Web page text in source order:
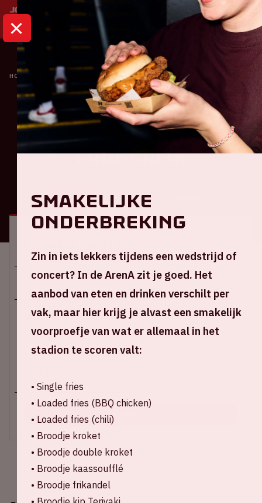
HOME KALENDER NEDERLAND - FRANKRIJK
Oranje
Nederland -
Frankrijk
ALGEMEEN BEZOEKERSINFORMATIE
Johan Cruijff ArenA
18.45 uur | stadion open
20.45 uur | start wedstrijd
KOOP JE ORANJE TICKETS
Smakelijke
onderbreking
Zin in iets lekkers tijdens een wedstrijd of
concert? In de ArenA zit je goed. Het
aanbod van eten en drinken verschilt per
vak, maar hier krijg je alvast een smakelijk
voorproefje van wat er allemaal in het
stadion te scoren valt:
• Single fries
• Loaded fries (BBQ chicken)
• Loaded fries (chili)
• Broodje kroket
• Broodje double kroket
• Broodje kaassoufflé
• Broodje frikandel